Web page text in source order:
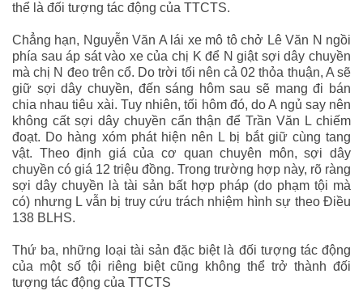
thể là đối tượng tác động của TTCTS.
Chẳng hạn, Nguyễn Văn A lái xe mô tô chở Lê Văn N ngồi
phía sau áp sát vào xe của chị K để N giật sợi dây chuyền
mà chị N đeo trên cổ. Do trời tối nên cả 02 thỏa thuận, A sẽ
giữ sợi dây chuyền, đến sáng hôm sau sẽ mang đi bán
chia nhau tiêu xài. Tuy nhiên, tối hôm đó, do A ngủ say nên
không cất sợi dây chuyền cẩn thận để Trần Văn L chiếm
đoạt. Do hàng xóm phát hiện nên L bị bắt giữ cùng tang
vật. Theo định giá của cơ quan chuyên môn, sợi dây
chuyền có giá 12 triệu đồng. Trong trường hợp này, rõ ràng
sợi dây chuyền là tài sản bất hợp pháp (do phạm tội mà
có) nhưng L vẫn bị truy cứu trách nhiệm hình sự theo Điều
138 BLHS.
Thứ ba, những loại tài sản đặc biệt là đối tượng tác động
của một số tội riêng biệt cũng không thể trở thành đối
tượng tác động của TTCTS